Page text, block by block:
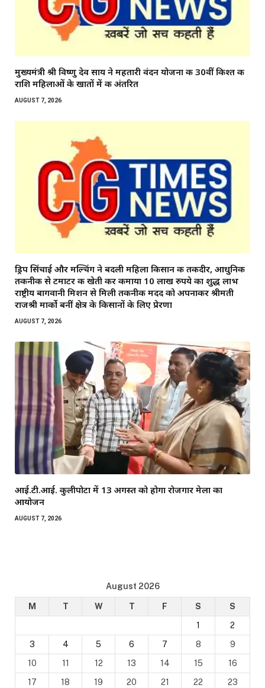
मुख्यमंत्री श्री विष्णु देव साय ने महतारी वंदन योजना की 30वीं किश्त की
राशि महिलाओं के खातों में की अंतरित
AUGUST 7, 2026
ड्रिप सिंचाई और मल्चिंग ने बदली महिला किसान की तकदीर, आधुनिक
तकनीक से टमाटर की खेती कर कमाया 10 लाख रुपये का शुद्ध लाभ
राष्ट्रीय बागवानी मिशन से मिली तकनीकी मदद को अपनाकर श्रीमती
राजश्री मार्को बनीं क्षेत्र के किसानों के लिए प्रेरणा
AUGUST 7, 2026
आई.टी.आई. कुलीपोटा में 13 अगस्त को होगा रोजगार मेला का
आयोजन
AUGUST 7, 2026
August 2026
M T W T F S
S
1
2
3
4 5 6 7 8
9
10
11 12 13 14 15
16
17
18 19 20 21 22
23